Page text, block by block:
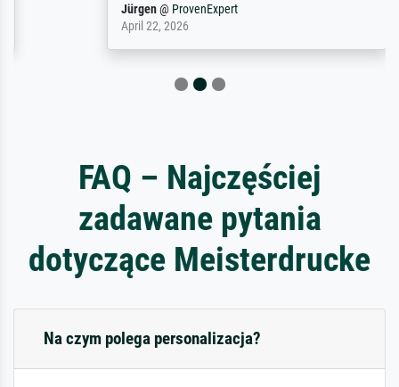
@ProvenExpert
April 22, 2026
FAQ – Najczęściej
zadawane pytania
dotyczące Meisterdrucke
Na czym polega personalizacja?